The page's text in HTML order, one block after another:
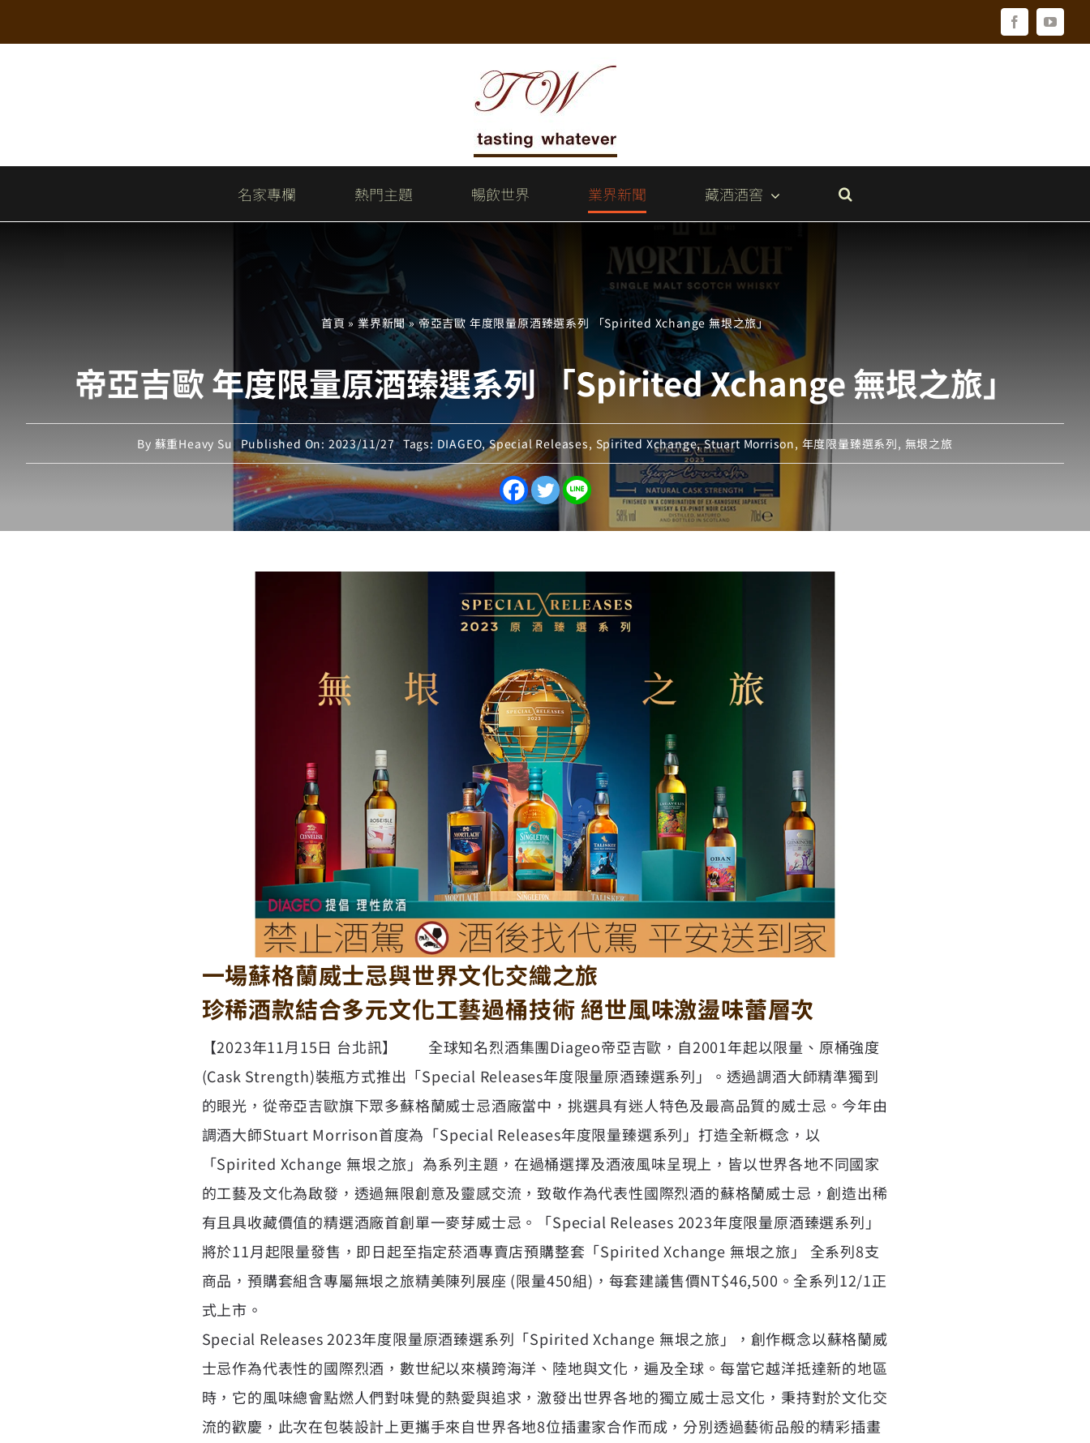
to
Facebook
名家專欄 熱門主題 暢飲世界 業界新聞 藏酒酒窖
首頁 »業界新聞»帝亞吉歐 年度限量原酒臻選系列 「Spirited Xchange 無垠之旅」
帝亞吉歐 年度限量原酒臻選系列 「Spirited Xchange 無垠之旅」
By 蘇重Heavy Su Published On: 2023/11/27 Tags: DIAGEO,Special Releases, Spirited Xchange,Stuart Morrison, 年度限量臻選系列, 無垠之旅
一場蘇格蘭威士忌與世界文化交織之旅
珍稀酒款結合多元文化工藝過桶技術 絕世風味激盪味蕾層次
【2023年11月15日 台北訊】 全球知名烈酒集團Diageo帝亞吉歐，自2001年起以限量、原桶強度
(Cask Strength)裝瓶方式推出「Special Releases年度限量原酒臻選系列」。透過調酒大師精準獨到
的眼光，從帝亞吉歐旗下眾多蘇格蘭威士忌酒廠當中，挑選具有迷人特色及最高品質的威士忌。今年由
調酒大師Stuart Morrison首度為「Special Releases年度限量臻選系列」打造全新概念，以
「Spirited Xchange 無垠之旅」為系列主題，在過桶選擇及酒液風味呈現上，皆以世界各地不同國家
的工藝及文化為啟發，透過無限創意及靈感交流，致敬作為代表性國際烈酒的蘇格蘭威士忌，創造出稀
有且具收藏價值的精選酒廠首創單一麥芽威士忌。「Special Releases 2023年度限量原酒臻選系列」
將於11月起限量發售，即日起至指定菸酒專賣店預購整套「Spirited Xchange 無垠之旅」 全系列8支
商品，預購套組含專屬無垠之旅精美陳列展座 (限量450組)，每套建議售價NT$46,500。全系列12/1正
式上市。
Special Releases 2023年度限量原酒臻選系列「Spirited Xchange 無垠之旅」，創作概念以蘇格蘭威
士忌作為代表性的國際烈酒，數世紀以來橫跨海洋、陸地與文化，遍及全球。每當它越洋抵達新的地區
時，它的風味總會點燃人們對味覺的熱愛與追求，激發出世界各地的獨立威士忌文化，秉持對於文化交
流的歡慶，此次在包裝設計上更攜手來自世界各地8位插畫家合作而成，分別透過藝術品般的精彩插畫